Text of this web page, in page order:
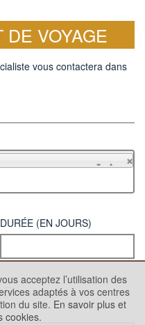
DE VOYAGE
vous contactera dans
DURÉE (EN JOURS)
acceptez l’utilisation des
adaptés à vos centres
du site. En savoir plus et
cookies.